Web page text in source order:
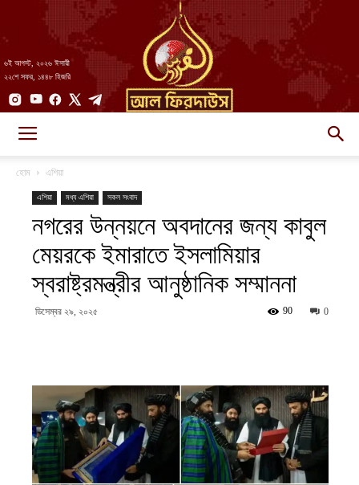
৬ই আগস্ট, ২০২৬ ঈসায়ী
২২শে সফর, ১৪৪৮ হিজরি
||
আল-
হোম এশিয়া
এশিয়া মধ্য এশিয়া সকল সংবাদ
নগরের উন্নয়নে অবদানের জন্য কাবুল
মেয়রকে ইমারাতে ইসলামিয়ার
স্বরাষ্ট্রমন্ত্রীর আনুষ্ঠানিক সম্মাননা
ডিসেম্বর ২৯, ২০২৫ 0
90